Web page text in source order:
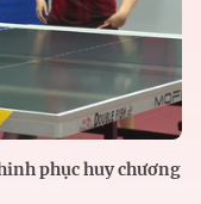
phục huy chương